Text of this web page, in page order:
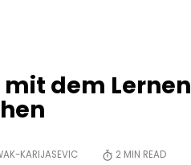
dem Lernen
KARIJASEVIC 2 MIN READ